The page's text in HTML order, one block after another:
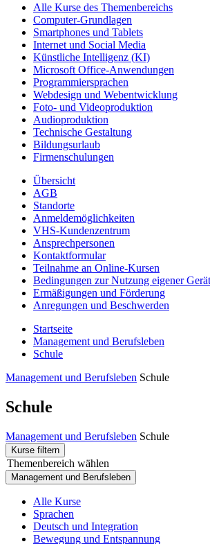
Alle Kurse des Themenbereichs
Computer-Grundlagen
Smartphones und Tablets
Internet und Social Media
Künstliche Intelligenz (KI)
Microsoft Office-Anwendungen
Programmiersprachen
Webdesign und Webentwicklung
Foto- und Videoproduktion
Audioproduktion
Technische Gestaltung
Bildungsurlaub
Firmenschulungen
Übersicht
AGB
Standorte
Anmeldemöglichkeiten
VHS-Kundenzentrum
Ansprechpersonen
Kontaktformular
Teilnahme an Online-Kursen
Bedingungen zur Nutzung eigener
Ermäßigungen und Förderung
Anregungen und Beschwerden
Startseite
Management und Berufsleben
Schule
Management und Berufsleben Schule
Schule
Management und Berufsleben Schule
Kurse filtern
Themenbereich wählen
Management und Berufsleben
Alle Kurse
Sprachen
Deutsch und Integration
Bewegung und Entspannung